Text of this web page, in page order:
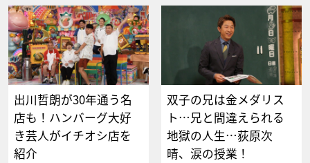
出川哲朗が30年通う名
店も！ハンバーグ大好
き芸人がイチオシ店を
紹介
双子の兄は金メダリス
ト…兄と間違えられる
地獄の人生…荻原次
晴、涙の授業！